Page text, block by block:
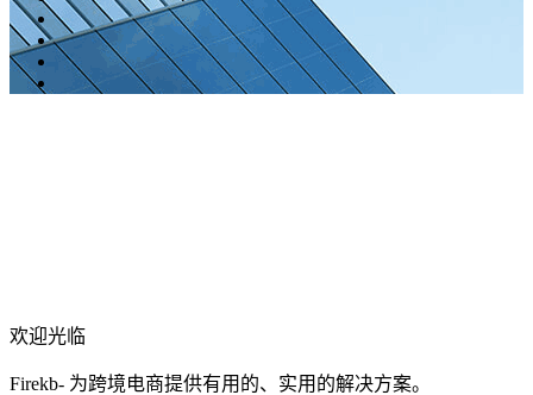
欢迎光临
Firekb- 为跨境电商提供有用的、实用的解决方案。